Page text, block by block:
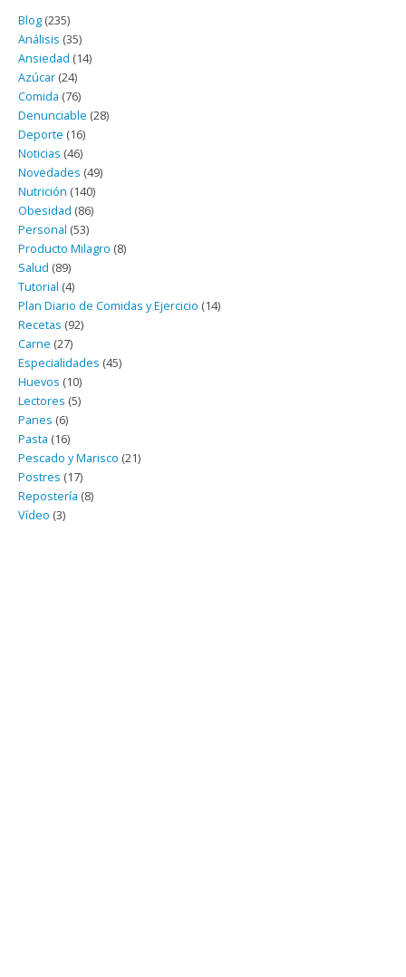
Blog (235)
Análisis (35)
Ansiedad (14)
Azúcar (24)
Comida (76)
Denunciable (28)
Deporte (16)
Noticias (46)
Novedades (49)
Nutrición (140)
Obesidad (86)
Personal (53)
Producto Milagro (8)
Salud (89)
Tutorial (4)
Plan Diario de Comidas y Ejercicio (14)
Recetas (92)
Carne (27)
Especialidades (45)
Huevos (10)
Lectores (5)
Panes (6)
Pasta (16)
Pescado y Marisco (21)
Postres (17)
Repostería (8)
Vídeo (3)